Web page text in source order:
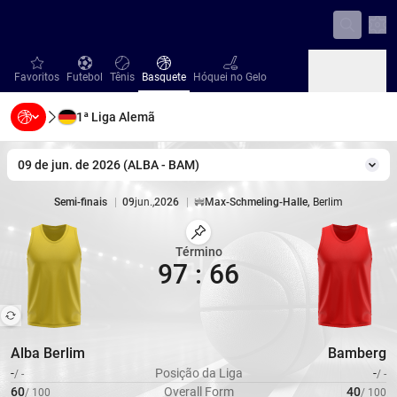
favorites
Favoritos Futebol
Futebol Tênis
Tênis Basquete
Basquete Hóquei no Gelo
Hóquei no Gelo
Beisebol
Beisebol Handebol
Handebol
1ª Liga Alemã
09 de jun. de 2026 (ALBA- BAM)
Semi-finais 09jun.,2026 Estádio
Max-Schmeling-Halle, Berlim
Alba Berlim Bamberg
Marcar Partida
Término
97 : 66
-/ - Posição da Liga -/ -
60/ 100 Overall Form 40/ 100